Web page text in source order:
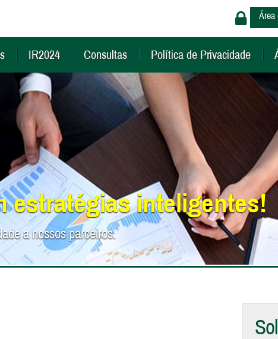
Área
IR2024 Consultas Política de Privacidade
estratégias inteligentes!
a nossos parceiros.